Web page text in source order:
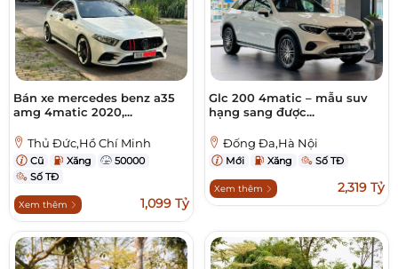
Bán xe mercedes benz a35
amg 4matic 2020,...
Thủ Đức,Hồ Chí Minh
Cũ Xăng
50000
Số TĐ
Xem thêm 1,099 Tỷ
Glc 200 4matic – mẫu suv
hạng sang được...
Đống Đa,Hà Nội
Mới Xăng Số TĐ
Xem thêm 2,319 Tỷ